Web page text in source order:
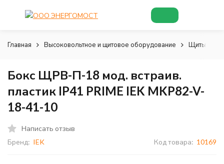
Главная Высоковольтное и щитовое оборудование Щиты и
Бокс ЩРВ-П-18 мод. встраив.
пластик IP41 PRIME IEK MKP82-V-
18-41-10
Написать отзыв
Бренд: IEK Код товара: 10169